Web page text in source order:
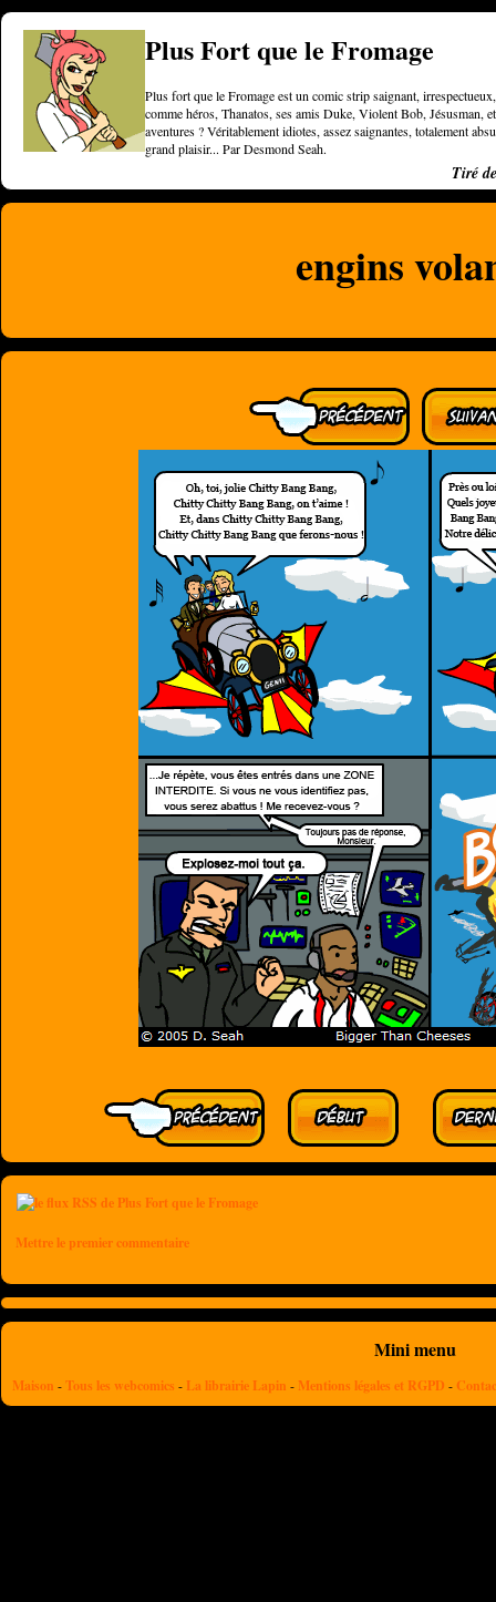
Plus Fort que le Fromage
Plus fort que le Fromage est un comic strip saignant,
comme héros, Thanatos, ses amis Duke, Violent Bob, Jésusman,
aventures ? Véritablement idiotes, assez saignantes, totalement
grand plaisir... Par Desmond Seah.
Tiré
engins
Mettre le premier commentaire
Mini menu
Maison -Tous les webcomics - La librairie Lapin - Mentions légales et RGPD -